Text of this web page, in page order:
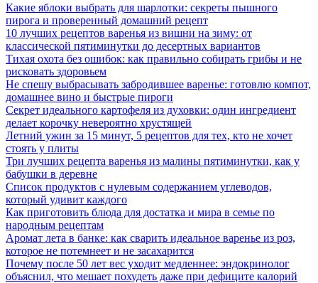
Какие яблоки выбрать для шарлотки: секреты пышного
пирога и проверенный домашний рецепт
10 лучших рецептов варенья из вишни на зиму: от
классической пятиминутки до десертных вариантов
Тихая охота без ошибок: как правильно собирать грибы и не
рисковать здоровьем
Не спешу выбрасывать забродившее варенье: готовлю компот,
домашнее вино и быстрые пироги
Секрет идеального картофеля из духовки: один ингредиент
делает корочку невероятно хрустящей
Летний ужин за 15 минут, 5 рецептов для тех, кто не хочет
стоять у плиты
Три лучших рецепта варенья из малины пятиминутки, как у
бабушки в деревне
Список продуктов с нулевым содержанием углеводов,
который удивит каждого
Как приготовить блюда для достатка и мира в семье по
народным рецептам
Аромат лета в банке: как сварить идеальное варенье из роз,
которое не потемнеет и не засахарится
Почему после 50 лет вес уходит медленнее: эндокринолог
объяснил, что мешает похудеть даже при дефиците калорий